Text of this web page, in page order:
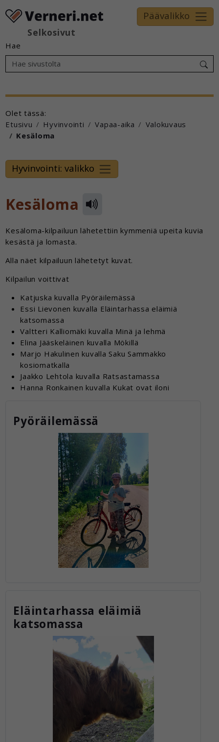
Selkosivut
Päävalikko
Hae
Olet tässä:
Etusivu
Hyvinvointi Vapaa-aika
Valokuvaus
Kesäloma
Hyvinvointi: valikko
Kesäloma
Kesäloma-kilpailuun lähetettiin kymmeniä upeita kuvia
kesästä ja lomasta.
Alla näet kilpailuun lähetetyt kuvat.
Kilpailun voittivat
Katjuska kuvalla Pyöräilemässä
Essi Lievonen kuvalla Eläintarhassa eläimiä
katsomassa
Valtteri Kalliomäki kuvalla Minä ja lehmä
Elina Jääskeläinen kuvalla Mökillä
Marjo Hakulinen kuvalla Saku Sammakko
kosiomatkalla
Jaakko Lehtola kuvalla Ratsastamassa
Hanna Ronkainen kuvalla Kukat ovat iloni
Pyöräilemässä
Eläintarhassa eläimiä
katsomassa